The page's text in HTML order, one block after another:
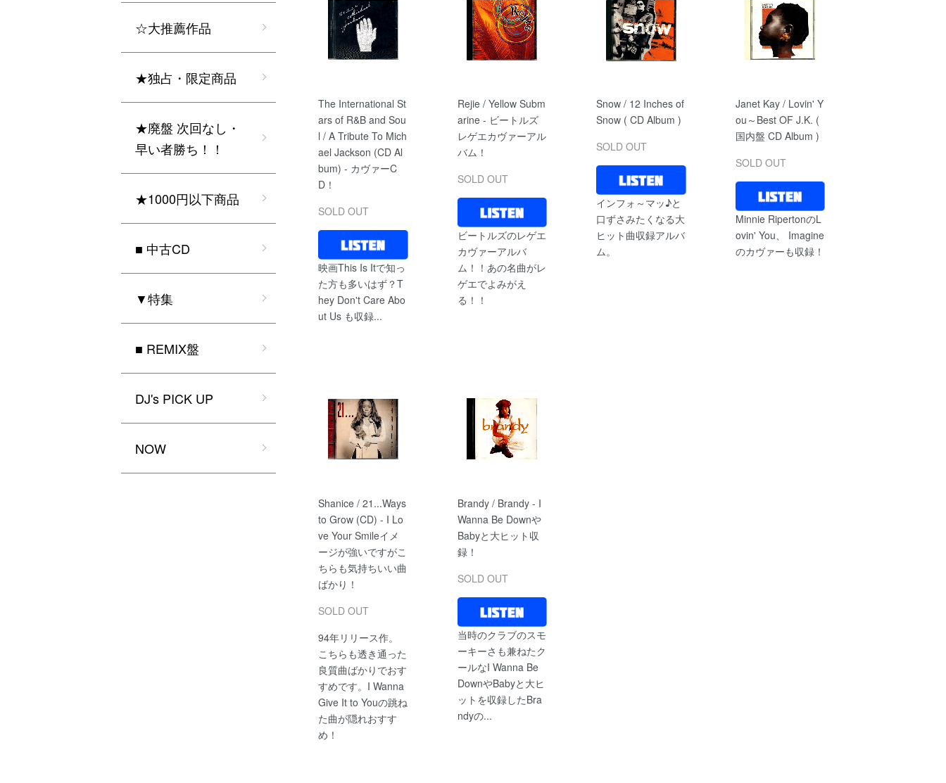
The International St
ars of R&B and Sou
l / A Tribute To Mich
ael Jackson (CD Al
bum) - カヴァーC
D！
SOLD OUT
映画This Is Itで知っ
た方も多いはず？T
hey Don't Care Abo
ut Us も収録...
Rejie / Yellow Subm
arine - ビートルズ
レゲエカヴァーアル
バム！
SOLD OUT
ビートルズのレゲエ
カヴァーアルバ
ム！！あの名曲がレ
ゲエでよみがえ
る！！
Snow / 12 Inches of
Snow ( CD Album )
SOLD OUT
インフォ～マッ♪と
口ずさみたくなる大
ヒット曲収録アルバ
ム。
Janet Kay / Lovin' Y
ou～Best OF J.K. (
国内盤 CD Album )
SOLD OUT
Minnie RipertonのL
ovin' You、 Imagine
のカヴァーも収録！
Shanice / 21...Ways
to Grow (CD) - I Lo
ve Your Smileイメ
ージが強いですがこ
ちらも気持ちいい曲
ばかり！
SOLD OUT
94年リリース作。
こちらも透き通った
良質曲ばかりでおす
すめです。I Wanna
Give It to Youの跳ね
た曲が隠れおすす
め！
Brandy / Brandy - I
Wanna Be Downや
Babyと大ヒット収
録！
SOLD OUT
当時のクラブのスモ
ーキーさも兼ねたク
ールなI Wanna Be
DownやBabyと大ヒ
ットを収録したBra
ndyの...
☆大推薦作品
★独占・限定商品
★廃盤 次回なし・
早い者勝ち！！
★1000円以下商品
■ 中古CD
▼特集
■ REMIX盤
DJ's PICK UP
NOW